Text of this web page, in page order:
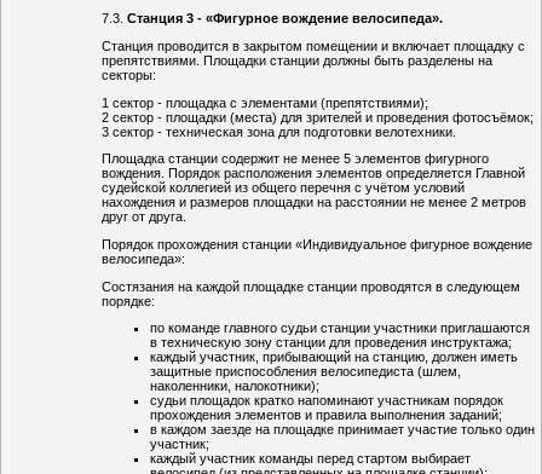
Станция 3 - «Фигурное вождение велосипеда».
Станция проводится в закрытом помещении и включает площадку с
препятствиями. Площадки станции должны быть разделены на
секторы:
1 сектор - площадка с элементами (препятствиями);
2 сектор - площадки (места) для зрителей и проведения фотосъёмок;
3 сектор - техническая зона для подготовки велотехники.
Площадка станции содержит не менее 5 элементов фигурного
вождения. Порядок расположения элементов определяется Главной
судейской коллегией из общего перечня с учётом условий
нахождения и размеров площадки на расстоянии не менее 2 метров
друг от друга.
Порядок прохождения станции «Индивидуальное фигурное вождение
велосипеда»:
Состязания на каждой площадке станции проводятся в следующем
порядке:
по команде главного судьи станции участники приглашаются
в техническую зону станции для проведения инструктажа;
каждый участник, прибывающий на станцию, должен иметь
защитные приспособления велосипедиста (шлем,
наколенники, налокотники);
судьи площадок кратко напоминают участникам порядок
прохождения элементов и правила выполнения заданий;
в каждом заезде на площадке принимает участие только один
участник;
каждый участник команды перед стартом выбирает